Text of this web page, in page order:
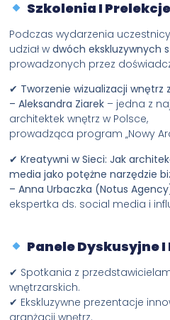
Szkolenia I Prelekcje
Podczas wydarzenia
udział w dwóch ekskluzywnych
prowadzonych przez
✔ Tworzenie wizualizacji wnętrz
– Aleksandra Ziarek – jedna z
architektek wnętrz w Polsce,
prowadząca program „Nowy
✔ Kreatywni w Sieci: Jak
media jako potężne narzędzie
– Anna Urbaczka (Notus
ekspertka ds. social media i
Panele Dyskusyjne
✔ Spotkania z
wnętrzarskich.
✔ Ekskluzywne prezentacje